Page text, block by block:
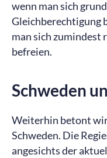
wenn man sich
Gleichberechtigung
man sich zumindest
befreien.
Schweden
Weiterhin betont
Schweden. Die
angesichts der